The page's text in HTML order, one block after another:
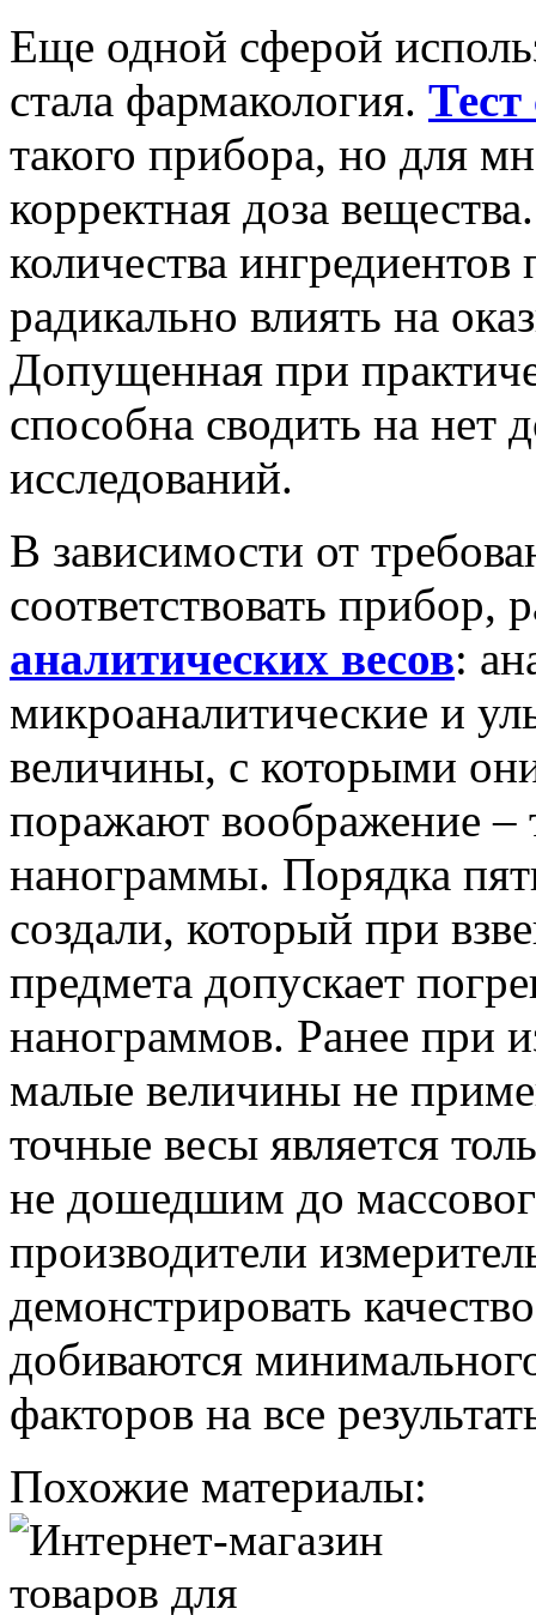
Еще одной сферой
стала фармакология.
такого прибора, но для
корректная доза
количества
радикально влиять на
Допущенная при
способна сводить на нет
исследований.
В зависимости от
соответствовать
аналитических весов:
микроаналитические и
величины, с которыми
поражают воображение –
нанограммы. Порядка
создали, который при
предмета допускает
нанограммов. Ранее при
малые величины не
точные весы является
не дошедшим до
производители
демонстрировать
добиваются
факторов на все
Похожие материалы: